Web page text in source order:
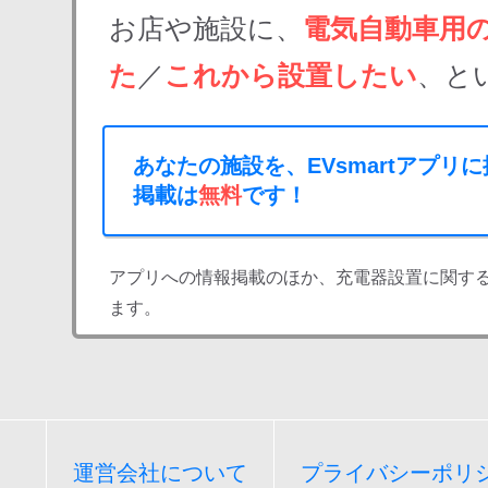
お店や施設に、 電気自動車用
た ／ これから設置したい、と
あなたの施設を、EVsmartアプリ
掲載は無料です！
アプリへの情報掲載のほか、充電器設置に関す
ます。
運営会社について プライバシーポリ